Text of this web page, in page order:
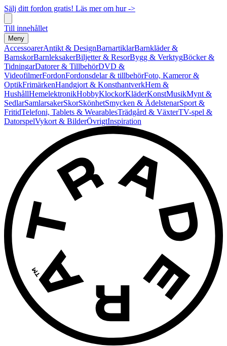
Sälj ditt fordon gratis! Läs mer om hur ->
Till innehållet
Meny
AccessoarerAntikt & DesignBarnartiklarBarnkläder &
BarnskorBarnleksakerBiljetter & ResorBygg & VerktygBöcker &
TidningarDatorer & TillbehörDVD &
VideofilmerFordonFordonsdelar & tillbehörFoto, Kameror &
OptikFrimärkenHandgjort & KonsthantverkHem &
HushållHemelektronikHobbyKlockorKläderKonstMusikMynt &
SedlarSamlarsakerSkorSkönhetSmycken & ÄdelstenarSport &
FritidTelefoni, Tablets & WearablesTrädgård & VäxterTV-spel &
DatorspelVykort & BilderÖvrigtInspiration